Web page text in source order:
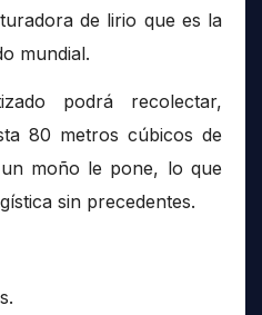
de lirio que es la
mundial.
podrá recolectar,
80 metros cúbicos de
moño le pone, lo que
sin precedentes.